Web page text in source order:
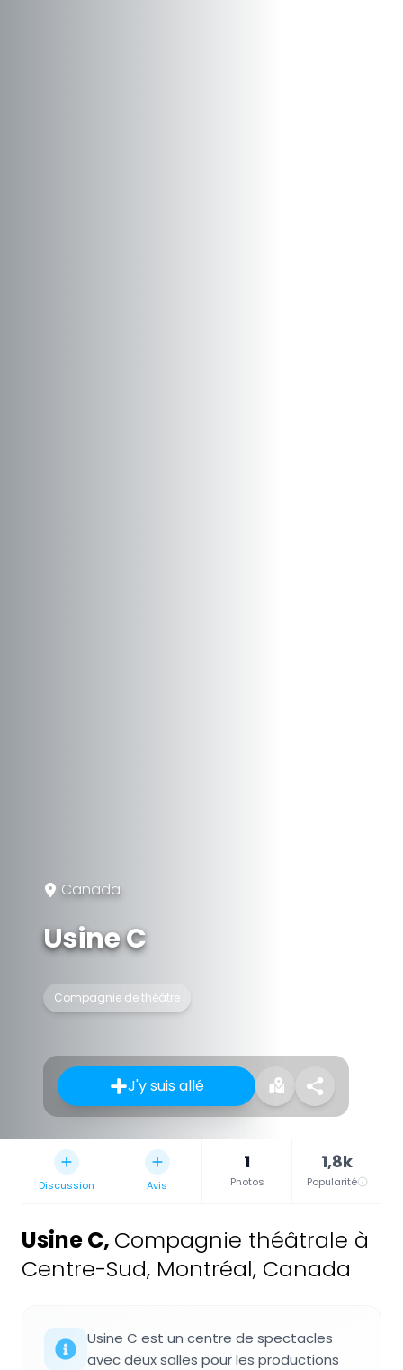
Canada
Usine C
Compagnie de théâtre
J'y suis allé
Discussion Avis
1
Photos
1,8k
Popularité
Usine C, Compagnie théâtrale à
Centre-Sud, Montréal, Canada
Usine C est un centre de spectacles
avec deux salles pour les productions